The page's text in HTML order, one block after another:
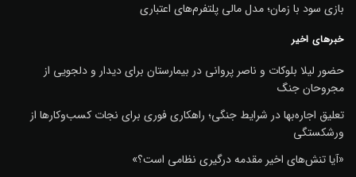
بازی سود با زمان؛ مدل مالی پلتفرم‌های اعتباری
خبرهای اخیر
حضور لیلا بلوکات و ناصر پروانی در بیمارستان برای دیدار و دلجویی از
مجروحان جنگ
تعلیق اجاره‌بها در شرایط جنگی؛ راهکاری فوری برای نجات کسب‌وکارها از
ورشکستگی
«آیا تنش‌های اخیر مقدمه درگیری نظامی است؟»